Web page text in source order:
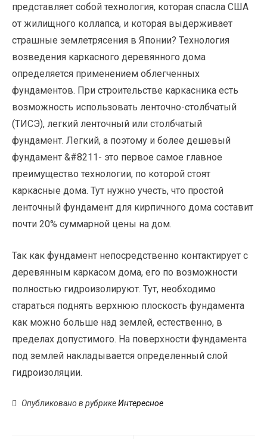
представляет собой технология, которая спасла США
от жилищного коллапса, и которая выдерживает
страшные землетрясения в Японии? Технология
возведения каркасного деревянного дома
определяется применением облегченных
фундаментов. При строительстве каркасника есть
возможность использовать ленточно-столбчатый
(ТИСЭ), легкий ленточный или столбчатый
фундамент. Легкий, а поэтому и более дешевый
фундамент &#8211- это первое самое главное
преимущество технологии, по которой стоят
каркасные дома. Тут нужно учесть, что простой
ленточный фундамент для кирпичного дома составит
почти 20% суммарной цены на дом.
Так как фундамент непосредственно контактирует с
деревянным каркасом дома, его по возможности
полностью гидроизолируют. Тут, необходимо
стараться поднять верхнюю плоскость фундамента
как можно больше над землей, естественно, в
пределах допустимого. На поверхности фундамента
под землей накладывается определенный слой
гидроизоляции.
Опубликовано в рубрикеИнтересное